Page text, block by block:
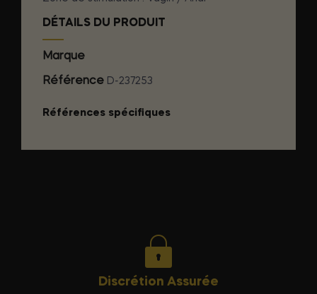
DÉTAILS DU PRODUIT
Marque
Référence D-237253
Références spécifiques
Discrétion Assurée